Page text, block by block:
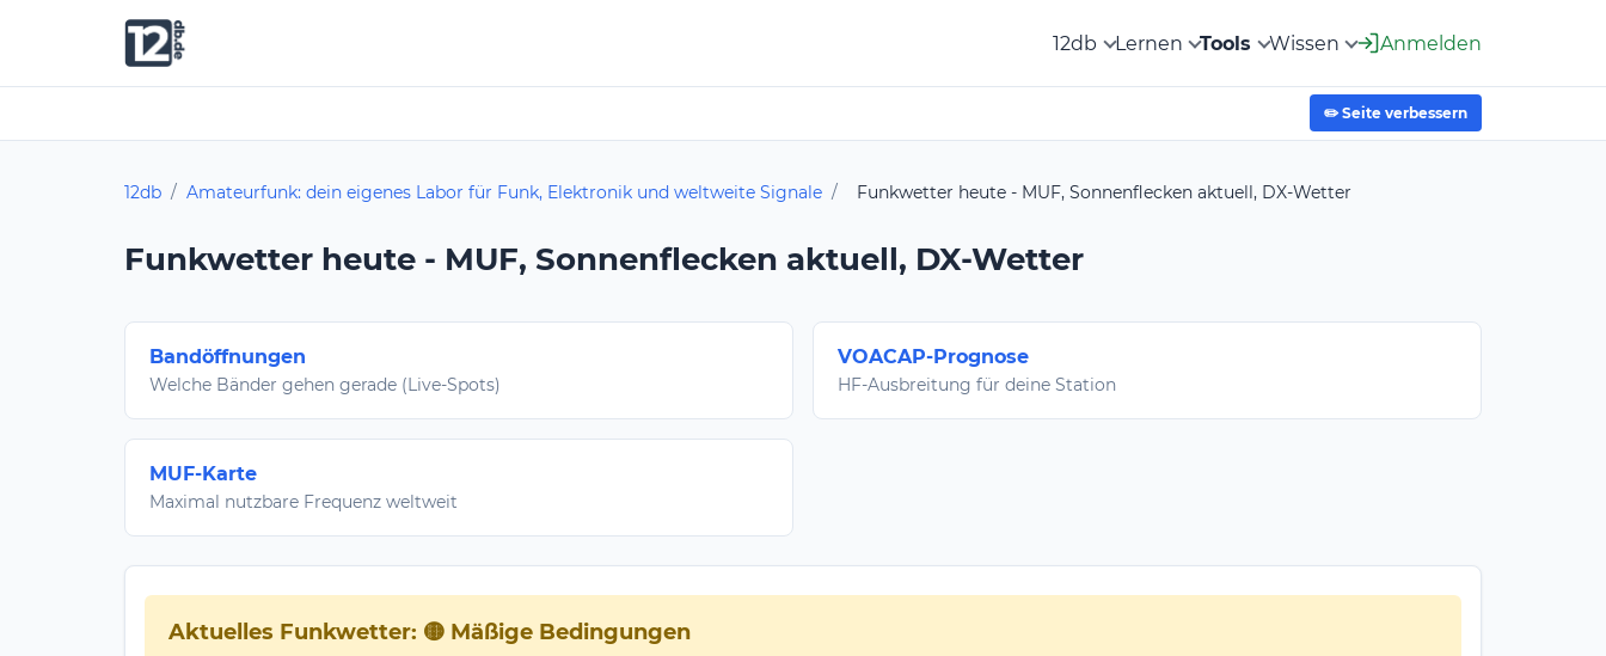
12db Lernen Tools Wissen Anmelden
✏️ Seite verbessern
12db / Amateurfunk: dein eigenes Labor für Funk, Elektronik und weltweite Signale / Funkwetter heute - MUF, Sonnenflecken aktuell, DX-Wetter
Funkwetter heute - MUF, Sonnenflecken aktuell, DX-Wetter
Bandöffnungen
Welche Bänder gehen gerade (Live-Spots)
VOACAP-Prognose
HF-Ausbreitung für deine Station
MUF-Karte
Maximal nutzbare Frequenz weltweit
Aktuelles Funkwetter: 🟡 Mäßige Bedingungen